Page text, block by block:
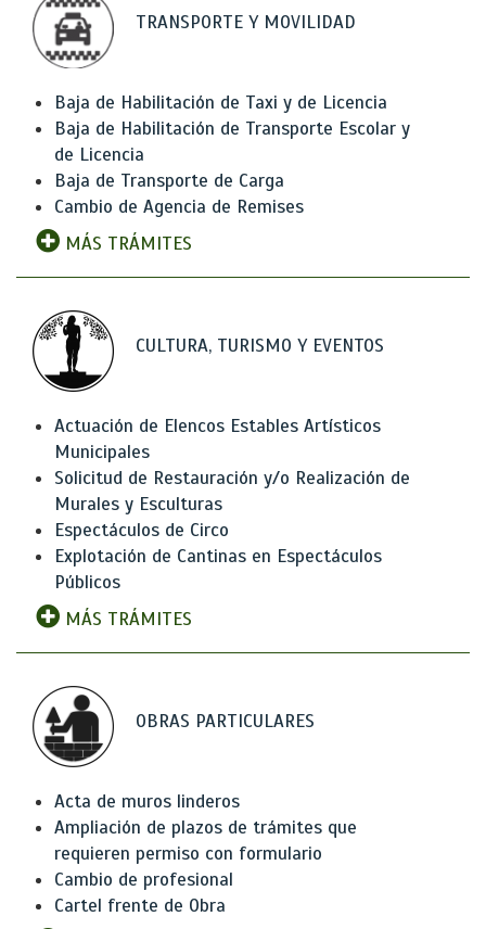
TRANSPORTE Y MOVILIDAD
Baja de Habilitación de Taxi y de Licencia
Baja de Habilitación de Transporte Escolar y
de Licencia
Baja de Transporte de Carga
Cambio de Agencia de Remises
MÁS TRÁMITES
CULTURA, TURISMO Y EVENTOS
Actuación de Elencos Estables Artísticos
Municipales
Solicitud de Restauración y/o Realización de
Murales y Esculturas
Espectáculos de Circo
Explotación de Cantinas en Espectáculos
Públicos
MÁS TRÁMITES
OBRAS PARTICULARES
Acta de muros linderos
Ampliación de plazos de trámites que
requieren permiso con formulario
Cambio de profesional
Cartel frente de Obra